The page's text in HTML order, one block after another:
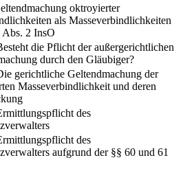
oktroyierter
als Masseverbindlichkeiten
Abs. 2 InsO
die Pflicht der außergerichtlichen
durch den Gläubiger?
gerichtliche Geltendmachung der
Masseverbindlichkeit und deren
des
des
aufgrund der §§ 60 und 61